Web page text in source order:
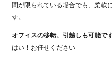
間が限られている場合でも、柔軟
す。
オフィスの移転、引越しも可能で
はい！お任せください